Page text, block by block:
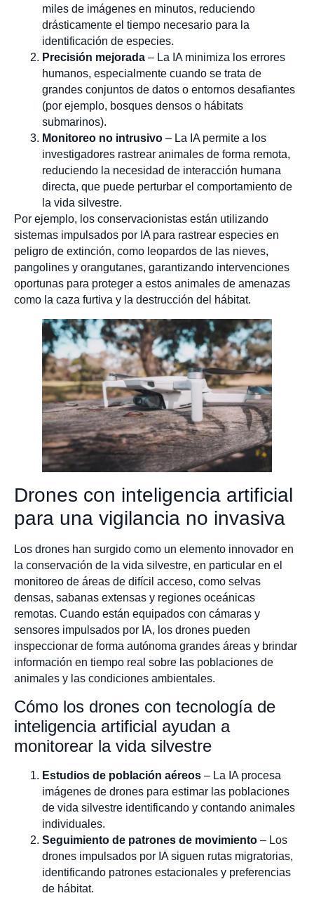
miles de imágenes en minutos, reduciendo
drásticamente el tiempo necesario para la
identificación de especies.
Precisión mejorada – La IA minimiza los errores
humanos, especialmente cuando se trata de
grandes conjuntos de datos o entornos desafiantes
(por ejemplo, bosques densos o hábitats
submarinos).
Monitoreo no intrusivo – La IA permite a los
investigadores rastrear animales de forma remota,
reduciendo la necesidad de interacción humana
directa, que puede perturbar el comportamiento de
la vida silvestre.
Por ejemplo, los conservacionistas están utilizando
sistemas impulsados por IA para rastrear especies en
peligro de extinción, como leopardos de las nieves,
pangolines y orangutanes, garantizando intervenciones
oportunas para proteger a estos animales de amenazas
como la caza furtiva y la destrucción del hábitat.
Drones con inteligencia artificial
para una vigilancia no invasiva
Los drones han surgido como un elemento innovador en
la conservación de la vida silvestre, en particular en el
monitoreo de áreas de difícil acceso, como selvas
densas, sabanas extensas y regiones oceánicas
remotas. Cuando están equipados con cámaras y
sensores impulsados por IA, los drones pueden
inspeccionar de forma autónoma grandes áreas y brindar
información en tiempo real sobre las poblaciones de
animales y las condiciones ambientales.
Cómo los drones con tecnología de
inteligencia artificial ayudan a
monitorear la vida silvestre
Estudios de población aéreos – La IA procesa
imágenes de drones para estimar las poblaciones
de vida silvestre identificando y contando animales
individuales.
Seguimiento de patrones de movimiento – Los
drones impulsados por IA siguen rutas migratorias,
identificando patrones estacionales y preferencias
de hábitat.